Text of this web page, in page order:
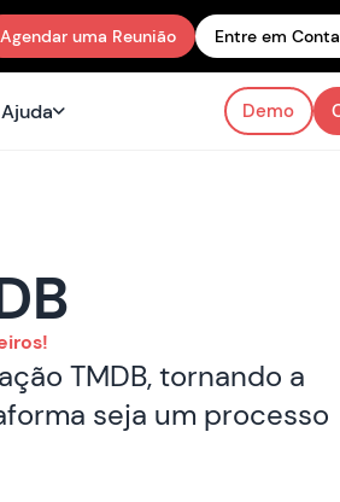
Agendar uma Reunião Entre em
Ajuda Demo
TMDB, tornando a
seja um processo